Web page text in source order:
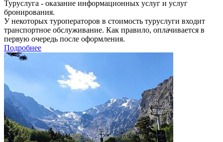
Туруслуга - оказание информационных услуг и услуг
бронирования.
У некоторых туроператоров в стоимость туруслуги входит
транспортное обслуживание. Как правило, оплачивается в
первую очередь после оформления.
Подробнее